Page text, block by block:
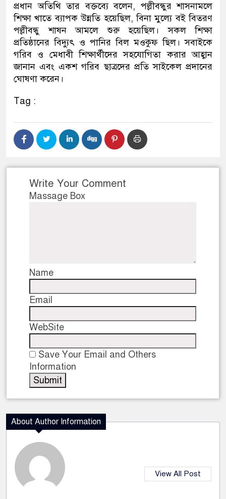
প্রধান অতিথি তার বক্তব্যে বলেন, পল্লীবন্ধুর শাসনামলে
শিক্ষা খাতে ব্যাপক উন্নতি হয়েছিল, বিনা মুল্যে বই বিতরণ
পল্লীবন্ধু শাষন আমলে শুরু হয়েছিল। সকল শিক্ষা
প্রতিষ্ঠানের বিদ্যুৎ ও পানির বিল মওকুফ ছিল। সবাইকে
গরিব ও মেধাবী শিক্ষার্থীদের সহযোগিতা করার আহ্বান
জানান এবং একশ গরিব ছাত্রদের প্রতি সাইকেল প্রদানের
ঘোষণা করেন।
Tag :
Write Your Comment
Massage Box
Name
Email
WebSite
Save Your Email and Others
Information
About Author Information
View All Post